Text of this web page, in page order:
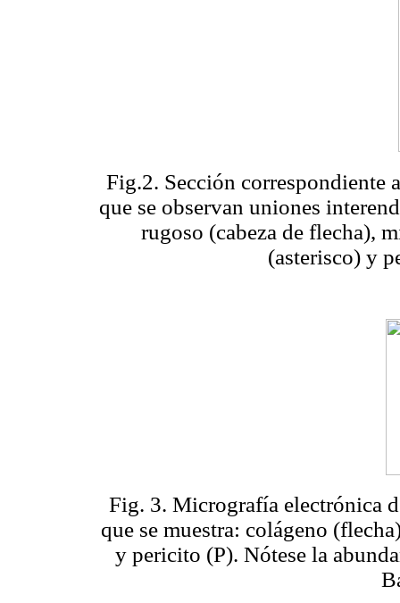
Fig.2. Sección correspondiente
que se observan uniones
rugoso (cabeza de flecha),
(asterisco) y
Fig. 3. Micrografía electrónica
que se muestra: colágeno
y pericito (P). Nótese la